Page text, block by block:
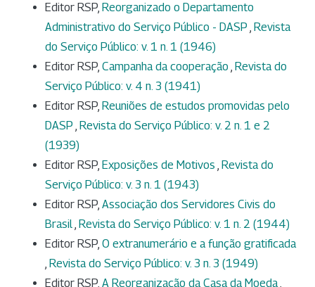
Editor RSP, Reorganizado o Departamento
Administrativo do Serviço Público - DASP , Revista
do Serviço Público: v. 1 n. 1 (1946)
Editor RSP, Campanha da cooperação , Revista do
Serviço Público: v. 4 n. 3 (1941)
Editor RSP, Reuniões de estudos promovidas pelo
DASP , Revista do Serviço Público: v. 2 n. 1 e 2
(1939)
Editor RSP, Exposições de Motivos , Revista do
Serviço Público: v. 3 n. 1 (1943)
Editor RSP, Associação dos Servidores Civis do
Brasil, Revista do Serviço Público: v. 1 n. 2 (1944)
Editor RSP, O extranumerário e a função gratificada
, Revista do Serviço Público: v. 3 n. 3 (1949)
Editor RSP, A Reorganização da Casa da Moeda,